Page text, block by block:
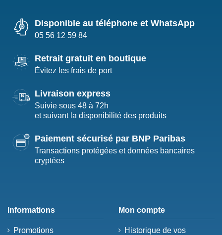
Disponible au téléphone et WhatsApp
05 56 12 59 84
Retrait gratuit en boutique
Évitez les frais de port
Livraison express
Suivie sous 48 à 72h
et suivant la disponibilité des produits
Paiement sécurisé par BNP Paribas
Transactions protégées et données bancaires
cryptées
Informations
Promotions
Mon compte
Historique de vos